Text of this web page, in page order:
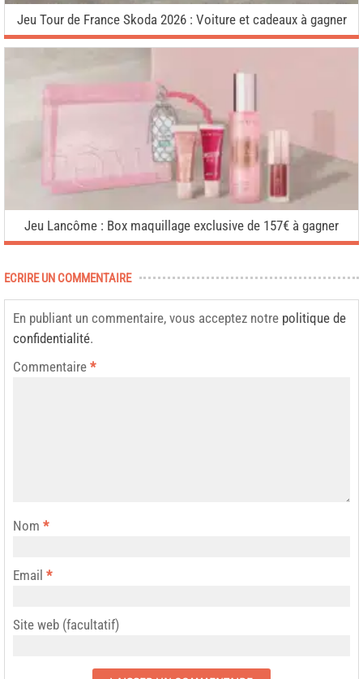
Jeu Tour de France Skoda 2026 : Voiture et cadeaux à gagner
Jeu Lancôme : Box maquillage exclusive de 157€ à gagner
ECRIRE UN COMMENTAIRE
En publiant un commentaire, vous acceptez notre politique de
confidentialité.
Commentaire *
Nom *
Email *
Site web (facultatif)